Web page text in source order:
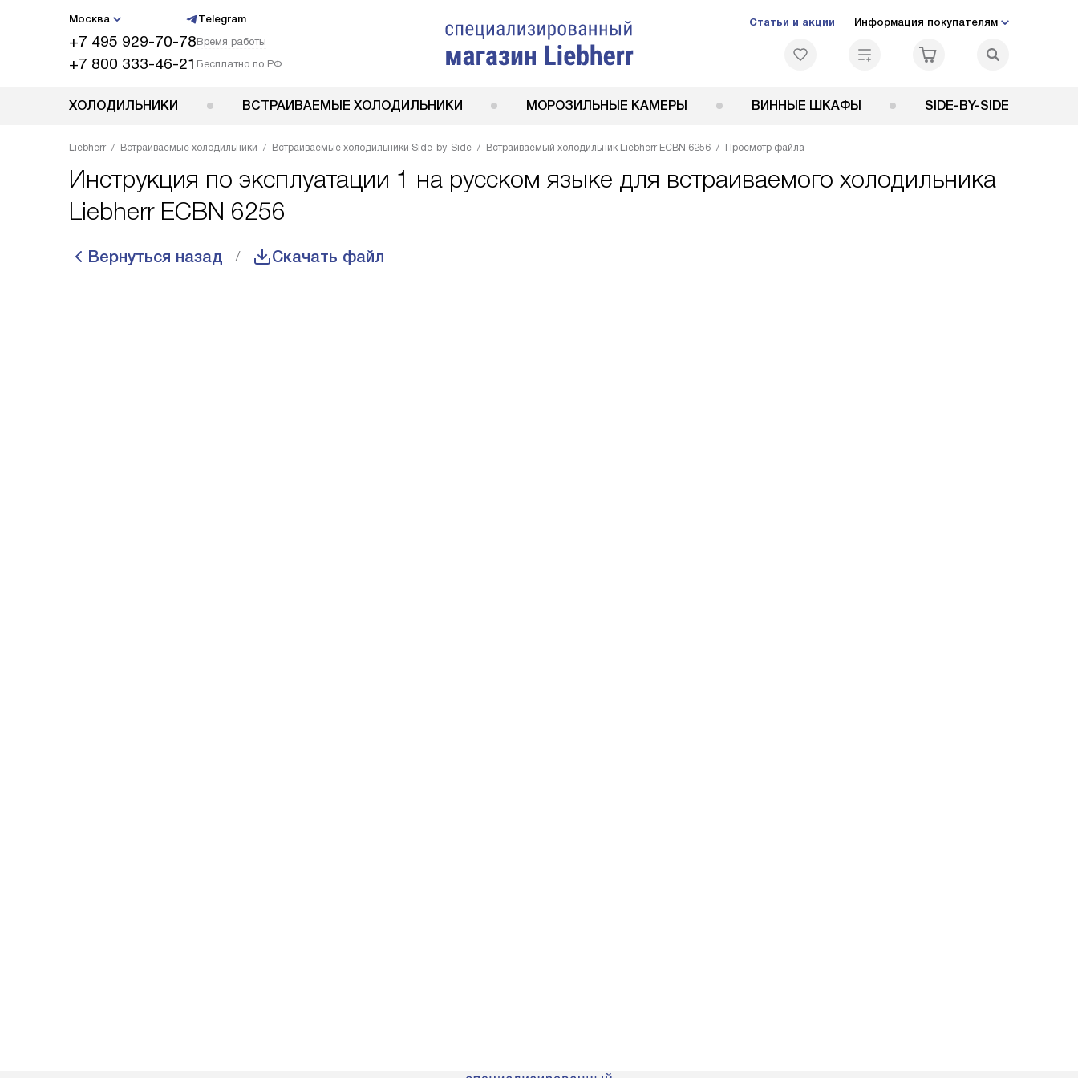
Москва Telegram
+7 495 929-70-78Время работы
+7 800 333-46-21 Бесплатно по РФ
Статьи и акции Информация покупателям
ХОЛОДИЛЬНИКИ ВСТРАИВАЕМЫЕ ХОЛОДИЛЬНИКИ МОРОЗИЛЬНЫЕ КАМЕРЫ ВИННЫЕ ШКАФЫ SIDE-BY-SIDE
Liebherr Встраиваемые холодильники Встраиваемые холодильники Side-by-Side Встраиваемый холодильник Liebherr ECBN 6256 Просмотр файла
Инструкция по эксплуатации 1 на русском языке для встраиваемого холодильника
Liebherr ECBN 6256
Вернуться назад Скачать файл